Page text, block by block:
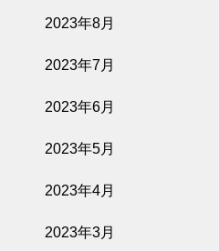
2023年8月
2023年7月
2023年6月
2023年5月
2023年4月
2023年3月